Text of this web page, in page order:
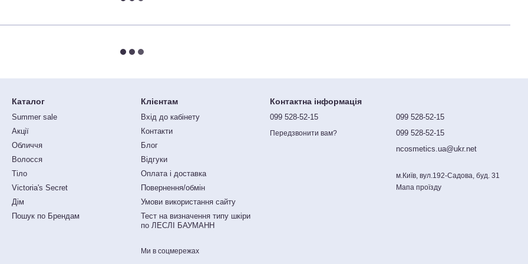
Каталог
Summer sale
Акції
Обличчя
Волосся
Тіло
Victoria's Secret
Дім
Пошук по Брендам
Клієнтам
Вхід до кабінету
Контакти
Блог
Відгуки
Оплата і доставка
Повернення/обмін
Умови використання сайту
Тест на визначення типу шкіри
по ЛЕСЛІ БАУМАНН
Ми в соцмережах
Контактна інформація
099 528-52-15
Передзвонити вам?
099 528-52-15
099 528-52-15
ncosmetics.ua@ukr.net
м.Київ, вул.192-Садова, буд. 31
Мапа проїзду